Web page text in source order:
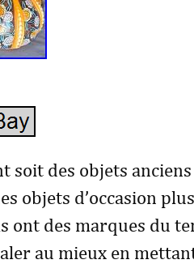
soit des objets
objets d’occasion
ont des marques du
au mieux en